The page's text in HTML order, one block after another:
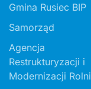
Gmina Rusiec BIP
Samorząd
Agencja
Restrukturyzacji i
Modernizacji